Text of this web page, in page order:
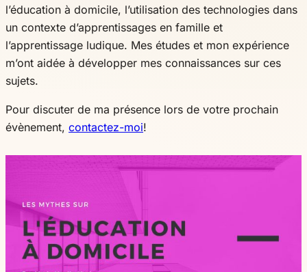
l’éducation à domicile, l’utilisation des technologies dans
un contexte d’apprentissages en famille et
l’apprentissage ludique. Mes études et mon expérience
m’ont aidée à développer mes connaissances sur ces
sujets.
Pour discuter de ma présence lors de votre prochain
évènement, contactez-moi!